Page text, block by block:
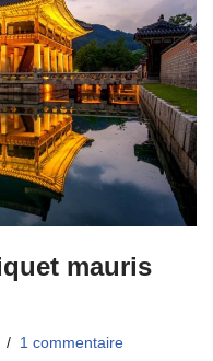
mauris
1 commentaire